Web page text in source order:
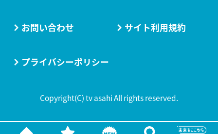
お問い合わせ サイト利用規約
プライバシーポリシー
Copyright(C) tv asahi All rights reserved.